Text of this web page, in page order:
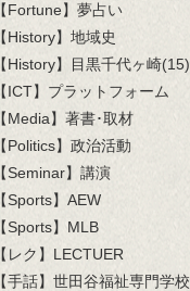
【Fortune】夢占い
【History】地域史
【History】目黒千代ヶ崎(15)
【ICT】プラットフォーム
【Media】著書･取材
【Politics】政治活動
【Seminar】講演
【Sports】AEW
【Sports】MLB
【レク】LECTUER
【手話】世田谷福祉専門学校